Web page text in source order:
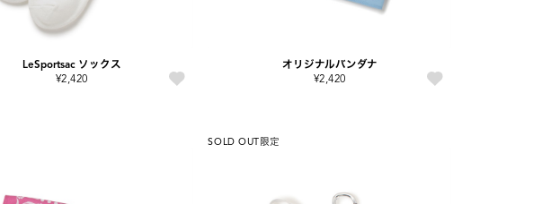
LeSportsac ソックス
¥2,420
オリジナルバンダナ
¥2,420
SOLD OUT 限定